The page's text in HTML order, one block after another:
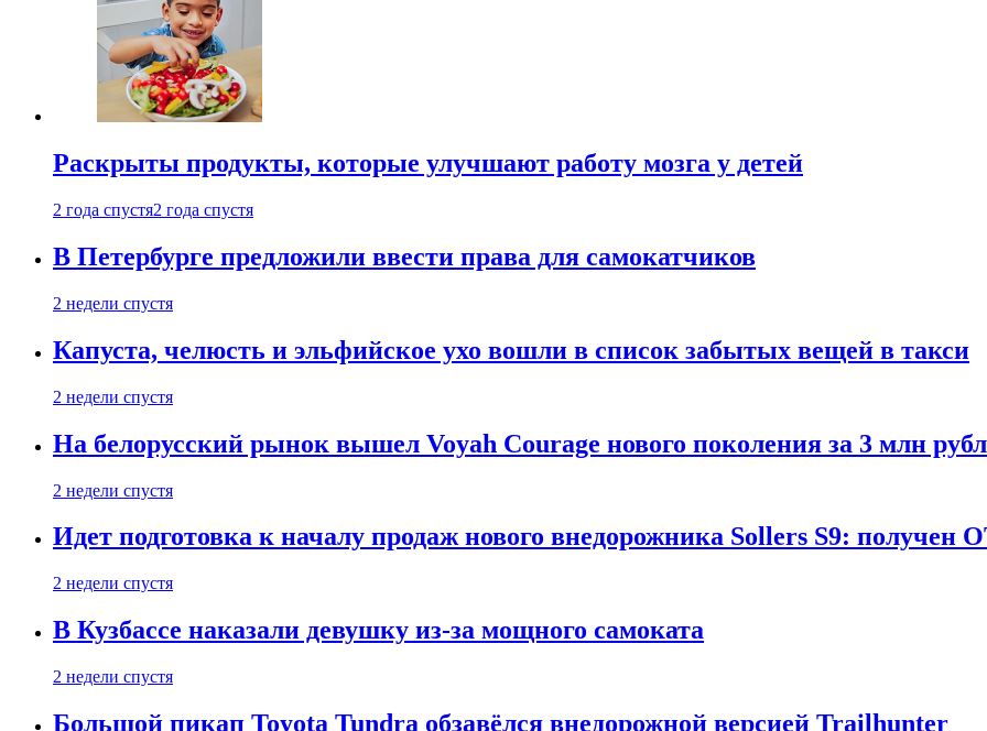
Раскрыты продукты, которые улучшают работу мозга у детей
2 года спустя2 года спустя
В Петербурге предложили ввести права для самокатчиков
2 недели спустя
Капуста, челюсть и эльфийское ухо вошли в список забытых вещей в такси
2 недели спустя
На белорусский рынок вышел Voyah Courage нового поколения за 3 млн
2 недели спустя
Идет подготовка к началу продаж нового внедорожника Sollers S9: получен
2 недели спустя
В Кузбассе наказали девушку из-за мощного самоката
2 недели спустя
Большой пикап Toyota Tundra обзавёлся внедорожной версией Trailhunter